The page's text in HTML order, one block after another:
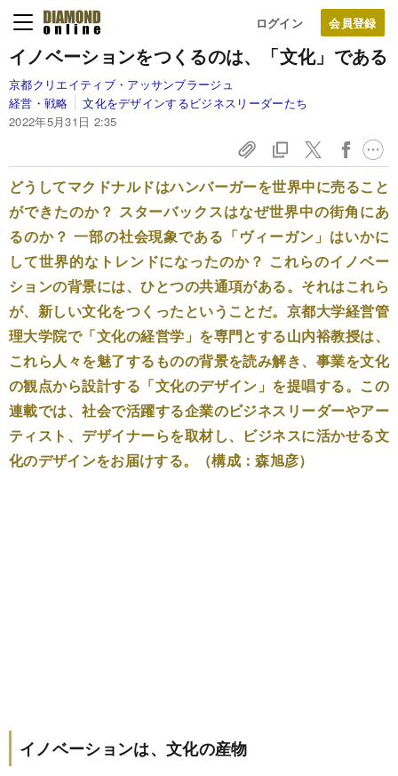
ログイン
イノベーションをつくるのは、「文化」である
京都クリエイティブ・アッサンブラージュ
経営・戦略
文化をデザインするビジネスリーダーたち
2022年5月31日 2:35
どうしてマクドナルドはハンバーガーを世界中に売ること
ができたのか？ スターバックスはなぜ世界中の街角にあ
るのか？ 一部の社会現象である「ヴィーガン」はいかに
して世界的なトレンドになったのか？ これらのイノベー
ションの背景には、ひとつの共通項がある。それはこれら
が、新しい文化をつくったということだ。京都大学経営管
理大学院で「文化の経営学」を専門とする山内裕教授は、
これら人々を魅了するものの背景を読み解き、事業を文化
の観点から設計する「文化のデザイン」を提唱する。この
連載では、社会で活躍する企業のビジネスリーダーやアー
ティスト、デザイナーらを取材し、ビジネスに活かせる文
化のデザインをお届けする。（構成：森旭彦）
イノベーションは、文化の産物